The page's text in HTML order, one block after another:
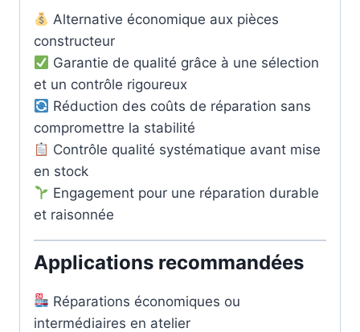
Alternative économique aux pièces
constructeur
Garantie de qualité grâce à une sélection
et un contrôle rigoureux
Réduction des coûts de réparation sans
compromettre la stabilité
Contrôle qualité systématique avant mise
en stock
Engagement pour une réparation durable
et raisonnée
Applications recommandées
Réparations économiques ou
intermédiaires en atelier